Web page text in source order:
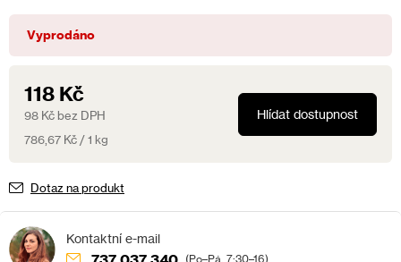
Vyprodáno
118 Kč
98 Kč bez DPH
Měrná
786,67 Kč / 1 kg
Hlídat dostupnost
Dotaz na produkt
(Po–Pá, 7:30–16)